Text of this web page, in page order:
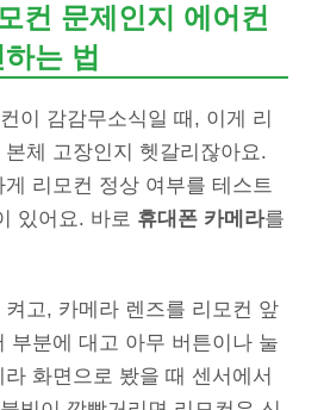
컨 문제인지 에어컨
는 법
이 감감무소식일 때, 이게 리
체 고장인지 헷갈리잖아요.
리모컨 정상 여부를 테스트
있어요. 바로 휴대폰 카메라를
고, 카메라 렌즈를 리모컨 앞
부분에 대고 아무 버튼이나 눌
화면으로 봤을 때 센서에서